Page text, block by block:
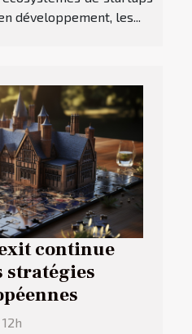
développement, les...
continue
stratégies